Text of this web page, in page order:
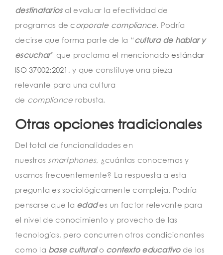
destinatariosal evaluar la efectividad de
programas decorporate compliance . Podría
decirse que forma parte de la “cultura de hablar y
escuchar” que proclama el mencionadoestándar
ISO 37002:2021
, y que constituye una pieza
relevante para una cultura
de compliance robusta.
Otras opciones tradicionales
Del total de funcionalidades en
nuestros smartphones, ¿cuántas conocemos y
usamos frecuentemente? La respuesta a esta
pregunta es sociológicamente compleja. Podría
pensarse que la edades un factor relevante para
el nivel de conocimiento y provecho de las
tecnologías, pero concurren otros condicionantes
como la base culturalo contexto educativode los